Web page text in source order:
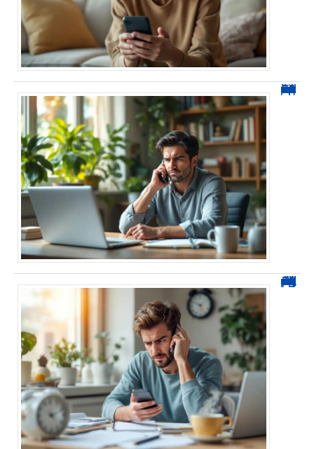
0270 spam : reconnaître ces appels et les bloquer sans erreur
0270 démarchage : comment repérer, bloquer et signaler ces appels